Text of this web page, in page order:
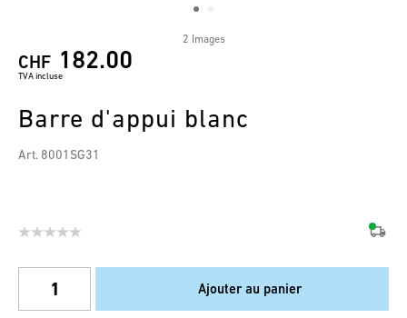
2 Images
CHF 182.00
TVA incluse
Barre d'appui blanc
Art. 8001SG31
Ajouter au panier